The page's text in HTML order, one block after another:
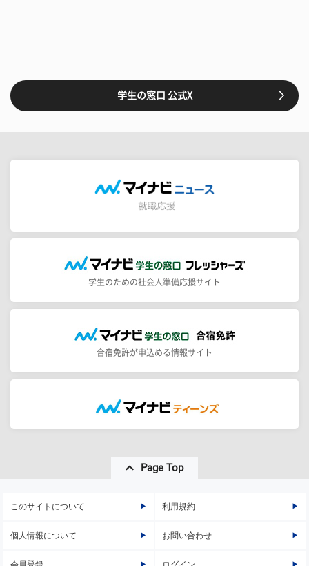
学生の窓口 公式X
学生のための社会人準備応援サイト
合宿免許が申込める情報サイト
Page Top
このサイトについて 利用規約
個人情報について お問い合わせ